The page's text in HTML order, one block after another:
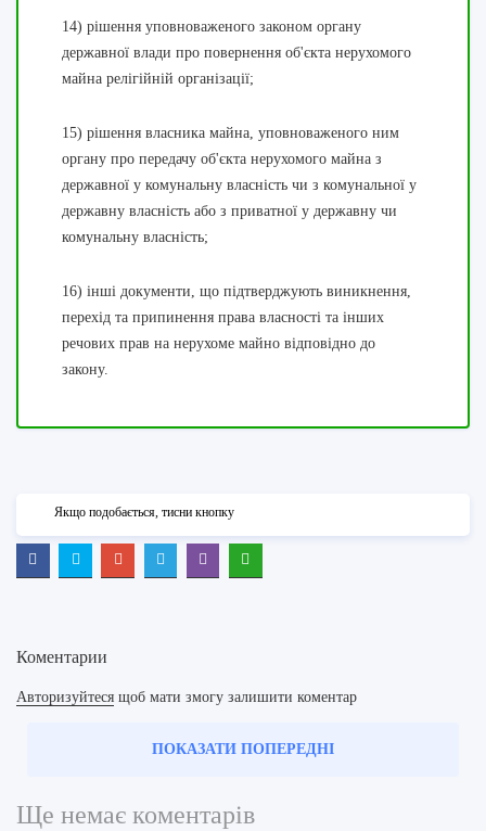
14) рішення уповноваженого законом органу
державної влади про повернення об'єкта нерухомого
майна релігійній організації;
15) рішення власника майна, уповноваженого ним
органу про передачу об'єкта нерухомого майна з
державної у комунальну власність чи з комунальної у
державну власність або з приватної у державну чи
комунальну власність;
16) інші документи, що підтверджують виникнення,
перехід та припинення права власності та інших
речових прав на нерухоме майно відповідно до
закону.
Якщо подобається, тисни кнопку
Коментарии
Авторизуйтеся щоб мати змогу залишити коментар
ПОКАЗАТИ ПОПЕРЕДНІ
Ще немає коментарів